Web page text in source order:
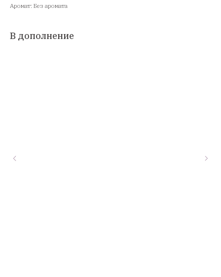
Аромат: Без аромата
В дополнение